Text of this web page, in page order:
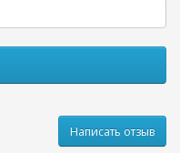
Написать отзыв